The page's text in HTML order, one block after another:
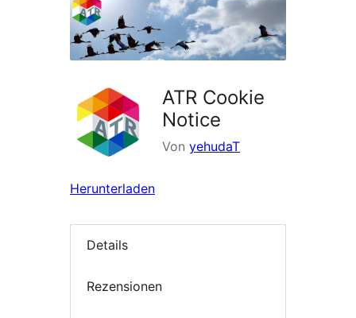
ATR Cookie
Notice
Von yehudaT
Herunterladen
Details
Rezensionen